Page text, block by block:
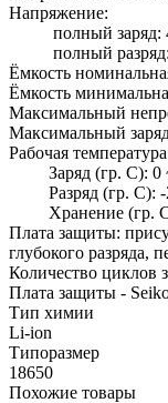
Напряжение:
полный заряд:
полный разряд:
Ёмкость
Ёмкость
Максимальный
Максимальный
Рабочая
Заряд (гр. С): 0
Разряд (гр. С): -
Хранение (гр.
Плата защиты:
глубокого разряда,
Количество циклов
Плата защиты -
Тип химии
Li-ion
Типоразмер
18650
Похожие товары